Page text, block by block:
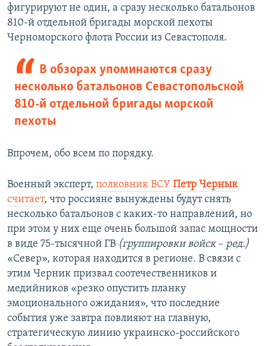
фигурируют не один, а сразу несколько батальонов
810-й отдельной бригады морской пехоты
Черноморского флота России из Севастополя.
В обзорах упоминаются сразу
несколько батальонов Севастопольской
810-й отдельной бригады морской
пехоты
Впрочем, обо всем по порядку.
Военный эксперт, полковник ВСУ Петр Чернык
считает, что россияне вынуждены будут снять
несколько батальонов с каких-то направлений, но
при этом у них еще очень большой запас мощности
в виде 75-тысячной ГВ (группировки войск – ред.)
«Север», которая находится в регионе. В связи с
этим Черник призвал соотечественников и
медийников «резко опустить планку
эмоционального ожидания», что последние
события уже завтра повлияют на главную,
стратегическую линию украинско-российского